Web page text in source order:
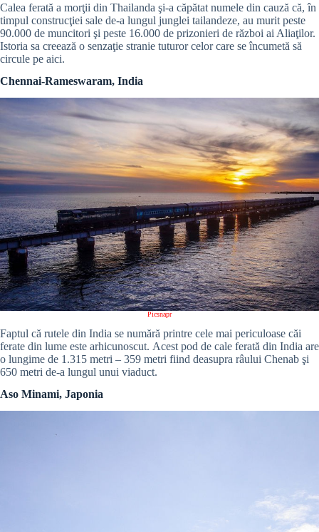
Calea ferată a morţii din Thailanda şi-a căpătat numele din cauză că, în
timpul construcţiei sale de-a lungul junglei tailandeze, au murit peste
90.000 de muncitori şi peste 16.000 de prizonieri de război ai Aliaţilor.
Istoria sa creează o senzaţie stranie tuturor celor care se încumetă să
circule pe aici.
Chennai-Rameswaram, India
Picsnapr
Faptul că rutele din India se numără printre cele mai periculoase căi
ferate din lume este arhicunoscut. Acest pod de cale ferată din India are
o lungime de 1.315 metri – 359 metri fiind deasupra râului Chenab şi
650 metri de-a lungul unui viaduct.
Aso Minami, Japonia